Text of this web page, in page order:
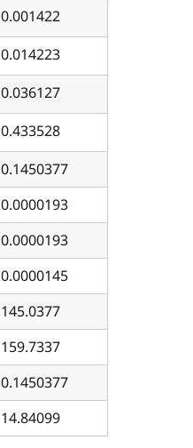
0.001422
0.014223
0.036127
0.433528
0.1450377
0.0000193
0.0000193
0.0000145
145.0377
159.7337
0.1450377
14.84099